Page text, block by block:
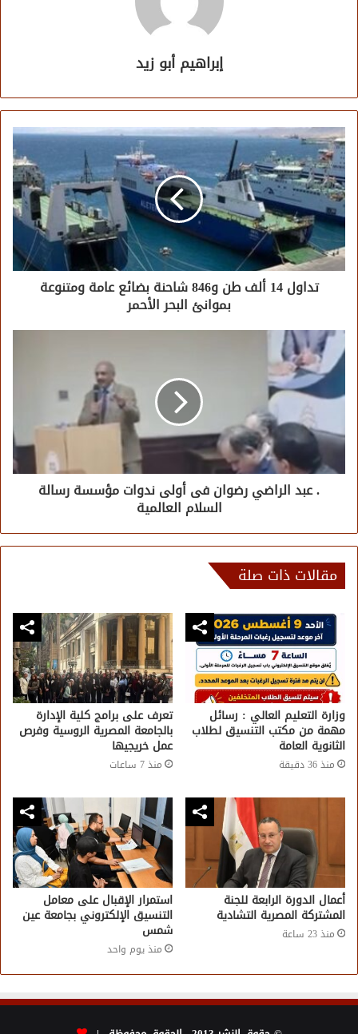
إبراهيم أبو زيد
تداول 14 ألف طن و846 شاحنة بضائع عامة ومتنوعة
بموانئ البحر الأحمر
. عبد الراضي رضوان فى أولى ندوات مؤسسة رسالة
السلام العالمية
مقالات ذات صلة
وزارة التعليم العالي : رسائل
مهمة من مكتب التنسيق لطلاب
الثانوية العامة
منذ 36 دقيقة
تعرف على برامج كلية الإدارة
بالجامعة المصرية الروسية وفرص
عمل خريجيها
منذ 7 ساعات
أعمال الدورة الرابعة للجنة
المشتركة المصرية التشادية
منذ 23 ساعة
استمرار الإقبال على معامل
التنسيق الإلكتروني بجامعة عين
شمس
منذ يوم واحد